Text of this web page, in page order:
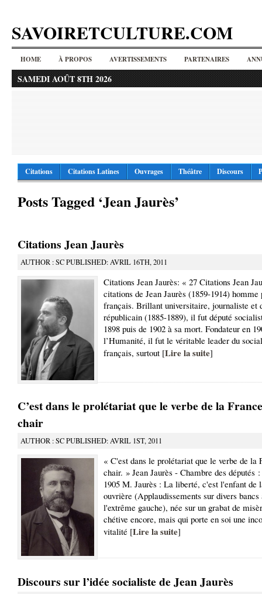
SAVOIRETCULTURE.COM
HOME À PROPOS AVERTISSEMENTS PARTENAIRES
SAMEDI AOÛT 8TH 2026
Citations Citations Latines Ouvrages Théâtre Discours
Posts Tagged ‘Jean Jaurès’
Citations Jean Jaurès
AUTHOR : SC PUBLISHED: AVRIL 16TH, 2011
Citations Jean Jaurès: « 27 Citations Jean
citations de Jean Jaurès (1859-1914)
français. Brillant universitaire, journaliste et
républicain (1885-1889), il fut député
1898 puis de 1902 à sa mort. Fondateur en
l’Humanité, il fut le véritable leader du
français, surtout [Lire la suite]
C’est dans le prolétariat que le verbe de la
chair
AUTHOR : SC PUBLISHED: AVRIL 1ST, 2011
« C'est dans le prolétariat que le verbe de la
chair. » Jean Jaurès - Chambre des députés
1905 M. Jaurès : La liberté, c'est l'enfant de
ouvrière (Applaudissements sur divers bancs
l'extrême gauche), née sur un grabat de
chétive encore, mais qui porte en soi une
vitalité [Lire la suite]
Discours sur l’idée socialiste de Jean Jaurès